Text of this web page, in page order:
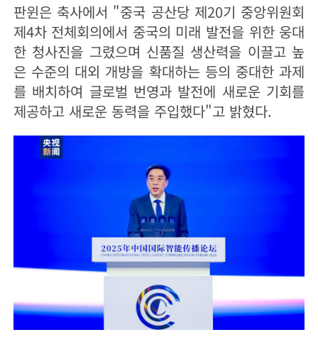
판윈은 축사에서 "중국 공산당 제20기 중앙위원회
제4차 전체회의에서 중국의 미래 발전을 위한 웅대
한 청사진을 그렸으며 신품질 생산력을 이끌고 높
은 수준의 대외 개방을 확대하는 등의 중대한 과제
를 배치하여 글로벌 번영과 발전에 새로운 기회를
제공하고 새로운 동력을 주입했다"고 밝혔다.